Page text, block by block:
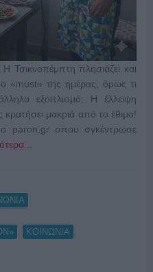
Τσικνοπέμπτη πλησιάζει και
«must» της ημέρας, όμως τι
εξοπλισμό; Η έλλειψη
κρατήσει μακριά από το έθιμο!
paron.gr σπου σγκέντρωσε
ΚΟΙΝΩΝΙΑ